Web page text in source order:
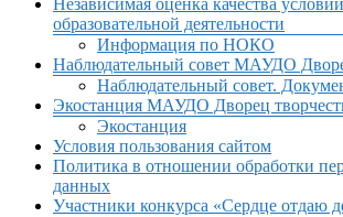
Независимая оценка качества
образовательной деятельности
Информация по НОКО
Наблюдательный совет МАУДО
Наблюдательный совет.
Экостанция МАУДО Дворец
Экостанция
Условия пользования сайтом
Политика в отношении обработки
данных
Участники конкурса «Сердце отдаю